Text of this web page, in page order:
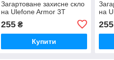
Загартоване захисне скло
на Ulefone Armor 3T
255₴
Купити
на
255